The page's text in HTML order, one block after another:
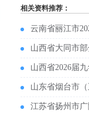
相关资料推荐：
云南省丽江市
山西省大同市
山西省2026届
山东省烟台市
江苏省扬州市广